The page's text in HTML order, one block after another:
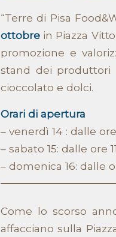
“Terre di Pisa
ottobre in Piazza
promozione e
stand dei produttori
cioccolato e dolci.
Orari di apertura
– venerdì 14 : dalle
– sabato 15: dalle ore
– domenica 16: dalle
Come lo scorso
affacciano sulla